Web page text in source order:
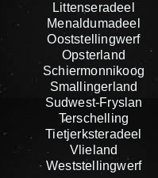
Littenseradeel
Menaldumadeel
Ooststellingwerf
Opsterland
Schiermonnikoog
Smallingerland
Sudwest-Fryslan
Terschelling
Tietjerksteradeel
Vlieland
Weststellingwerf